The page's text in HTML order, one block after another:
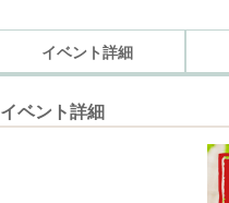
イベント詳細
イベント詳細